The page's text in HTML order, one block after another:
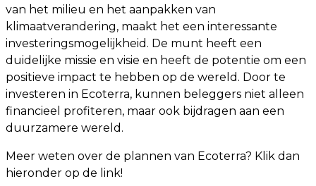
van het milieu en het aanpakken van
klimaatverandering, maakt het een interessante
investeringsmogelijkheid. De munt heeft een
duidelijke missie en visie en heeft de potentie om een ​​
positieve impact te hebben op de wereld. Door te
investeren in Ecoterra, kunnen beleggers niet alleen
financieel profiteren, maar ook bijdragen aan een
duurzamere wereld.
Meer weten over de plannen van Ecoterra? Klik dan
hieronder op de link!